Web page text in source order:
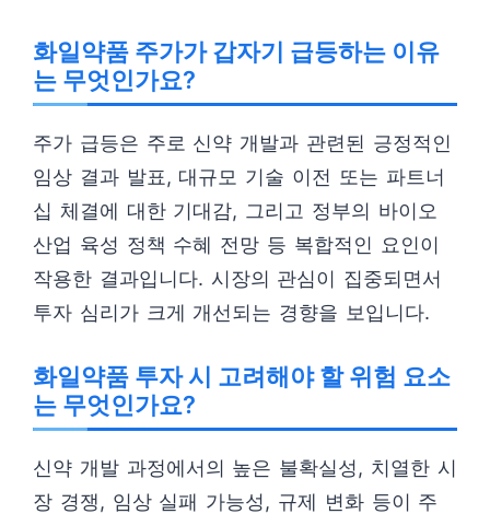
화일약품 주가가 갑자기 급등하는 이유
는 무엇인가요?
주가 급등은 주로 신약 개발과 관련된 긍정적인
임상 결과 발표, 대규모 기술 이전 또는 파트너
십 체결에 대한 기대감, 그리고 정부의 바이오
산업 육성 정책 수혜 전망 등 복합적인 요인이
작용한 결과입니다. 시장의 관심이 집중되면서
투자 심리가 크게 개선되는 경향을 보입니다.
화일약품 투자 시 고려해야 할 위험 요소
는 무엇인가요?
신약 개발 과정에서의 높은 불확실성, 치열한 시
장 경쟁, 임상 실패 가능성, 규제 변화 등이 주